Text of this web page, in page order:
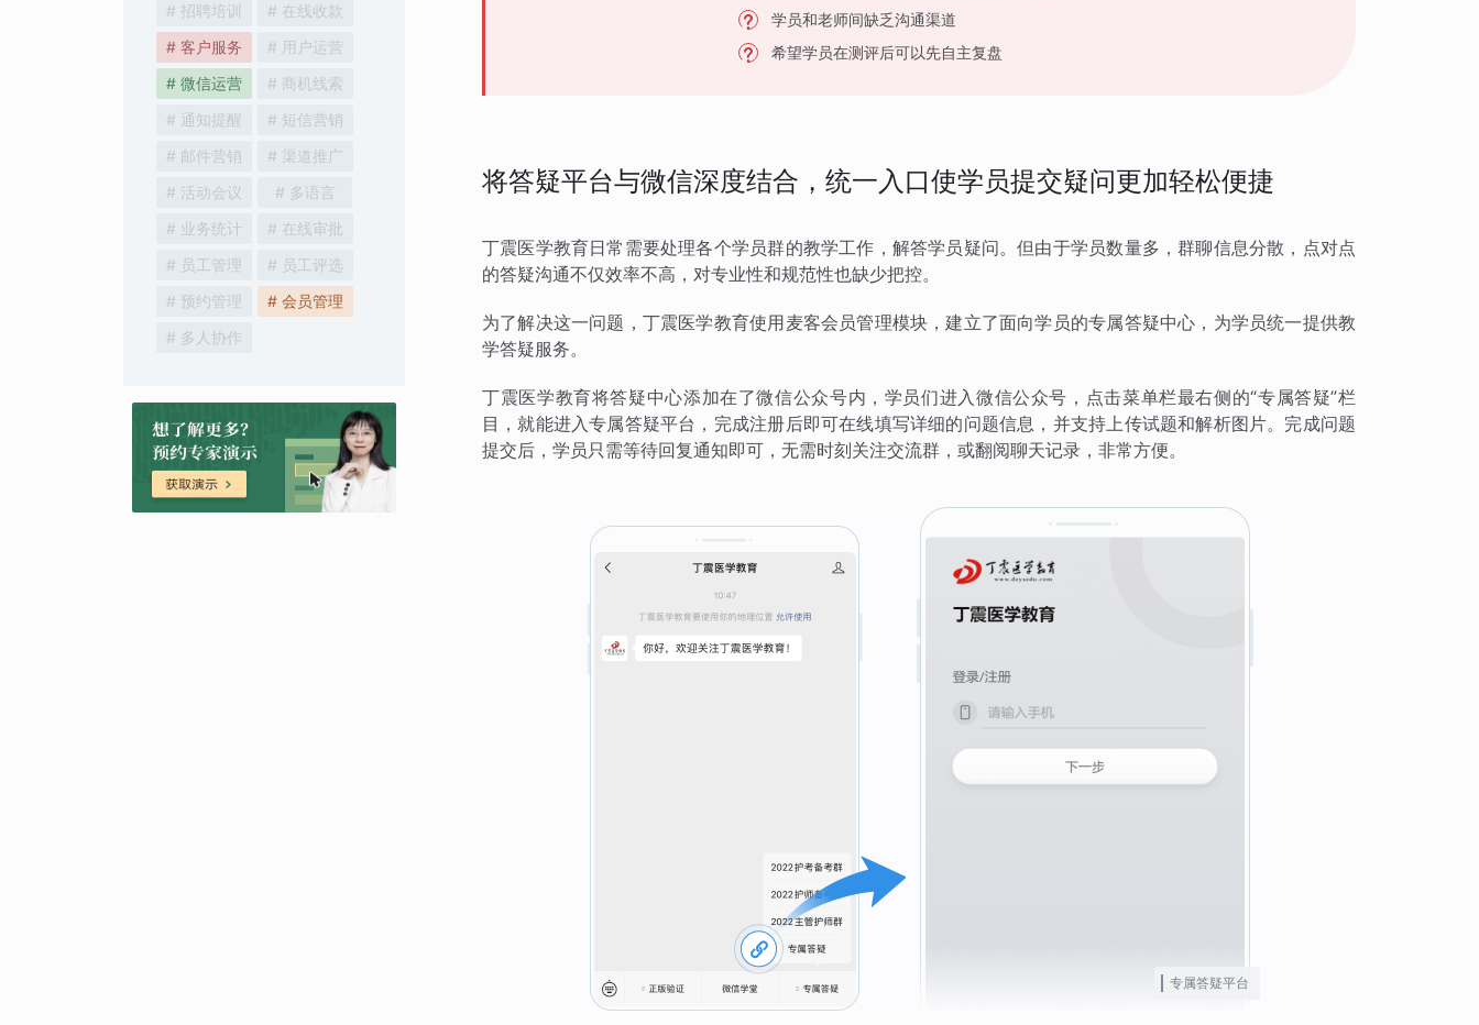
# 招聘培训
# 在线收款
# 客户服务
# 用户运营
# 微信运营
# 商机线索
# 通知提醒
# 短信营销
# 邮件营销
# 渠道推广
# 活动会议
# 多语言
# 业务统计
# 在线审批
# 员工管理
# 员工评选
# 预约管理
# 会员管理
# 多人协作
学员和老师间缺乏沟通渠道
希望学员在测评后可以先自主复盘
将答疑平台与微信深度结合，统一入口使学员提交疑问更加轻松便捷
丁震医学教育日常需要处理各个学员群的教学工作，解答学员疑问。但由于学员数量多，群聊信息分散，点对点
的答疑沟通不仅效率不高，对专业性和规范性也缺少把控。
为了解决这一问题，丁震医学教育使用麦客会员管理模块，建立了面向学员的专属答疑中心，为学员统一提供教
学答疑服务。
丁震医学教育将答疑中心添加在了微信公众号内，学员们进入微信公众号，点击菜单栏最右侧的“专属答疑”栏
目，就能进入专属答疑平台，完成注册后即可在线填写详细的问题信息，并支持上传试题和解析图片。完成问题
提交后，学员只需等待回复通知即可，无需时刻关注交流群，或翻阅聊天记录，非常方便。
专属答疑平台